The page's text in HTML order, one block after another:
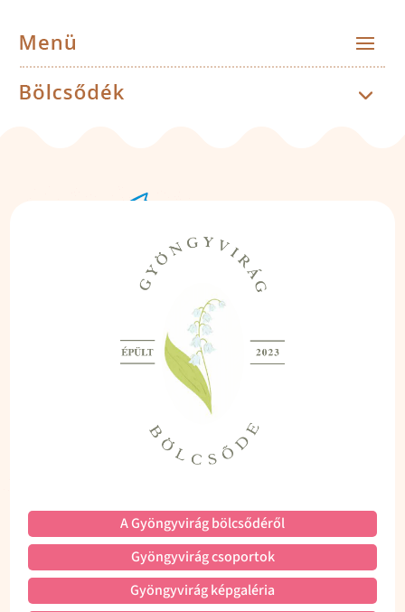
A Gyöngyvirág bölcsődéről
Gyöngyvirág csoportok
Gyöngyvirág képgaléria